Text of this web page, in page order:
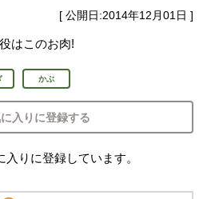
[ 公開日:2014年12月01日 ]
はこのお肉!
かぶ
入りに登録する
入りに登録しています。